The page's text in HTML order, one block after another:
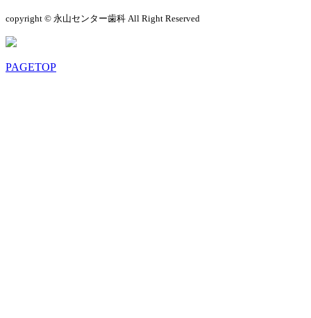
copyright © 永山センター歯科 All Right Reserved
PAGETOP